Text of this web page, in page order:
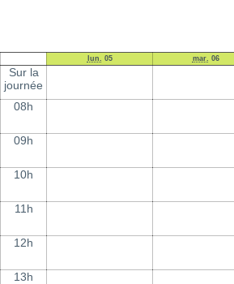
lun. 05 mar. 06
Sur la
journée
08h
09h
10h
11h
12h
13h